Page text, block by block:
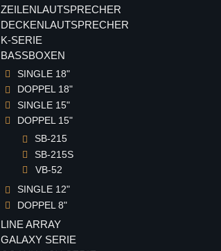
ZEILENLAUTSPRECHER
DECKENLAUTSPRECHER
K-SERIE
BASSBOXEN
SINGLE 18"
DOPPEL 18"
SINGLE 15"
DOPPEL 15"
SB-215
SB-215S
VB-52
SINGLE 12"
DOPPEL 8"
LINE ARRAY
GALAXY SERIE